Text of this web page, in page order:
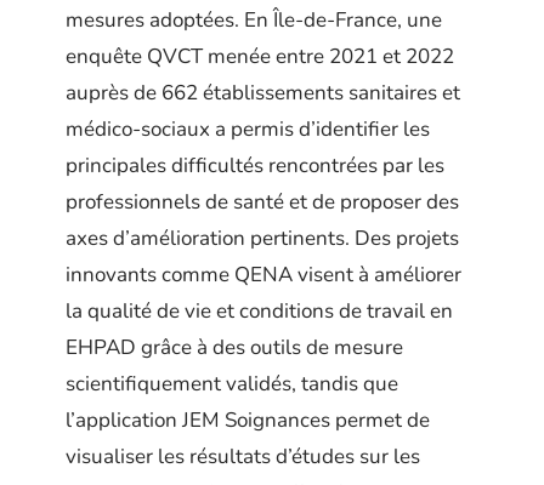
mesures adoptées. En Île-de-France, une
enquête QVCT menée entre 2021 et 2022
auprès de 662 établissements sanitaires et
médico-sociaux a permis d’identifier les
principales difficultés rencontrées par les
professionnels de santé et de proposer des
axes d’amélioration pertinents. Des projets
innovants comme QENA visent à améliorer
la qualité de vie et conditions de travail en
EHPAD grâce à des outils de mesure
scientifiquement validés, tandis que
l’application JEM Soignances permet de
visualiser les résultats d’études sur les